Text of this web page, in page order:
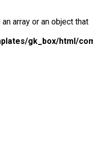
array or an object that
gk_box/html/